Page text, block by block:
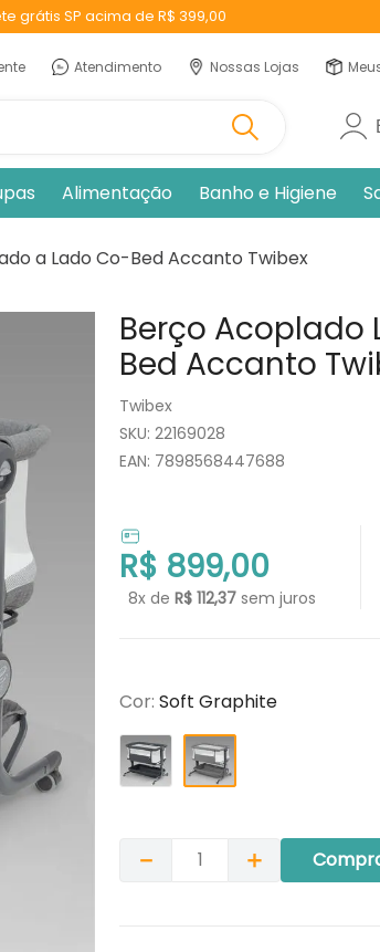
grátis SP acima de R$ 399,00
Atendimento Nossas Lojas
Alimentação Banho e Higiene
a Lado Co-Bed Accanto Twibex
Berço Acoplado
Bed Accanto
Twibex
: 22169028
EAN: 7898568447688
R$ 899,00
8x de R$ 112,37 sem juros
Cor: Soft Graphite
＋
－